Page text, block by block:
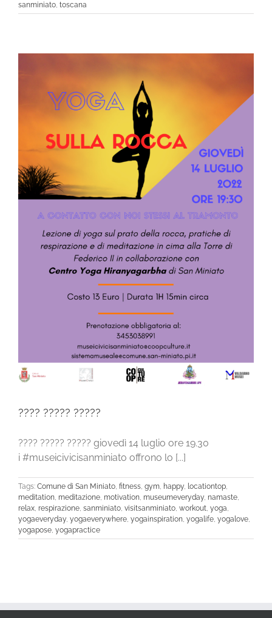
sanminiato, toscana
???? ????? ?????
???? ????? ????? giovedì 14 luglio ore 19.30
i #museicivicisanminiato offrono lo [...]
Tags: Comune di San Miniato, fitness, gym, happy, locationtop,
meditation, meditazione, motivation, museumeveryday, namaste,
relax, respirazione, sanminiato, visitsanminiato, workout, yoga,
yogaeveryday, yogaeverywhere, yogainspiration, yogalife, yogalove,
yogapose, yogapractice